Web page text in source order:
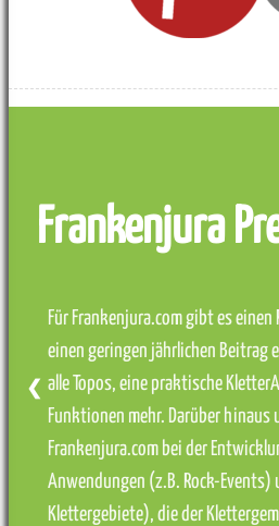
Frankenjura
Für Frankenjura.com gibt es
einen geringen jährlichen Beitrag
alle Topos, eine praktische
Funktionen mehr. Darüber
Frankenjura.com bei der
Anwendungen (z.B. Rock-Events)
Klettergebiete), die der
❮